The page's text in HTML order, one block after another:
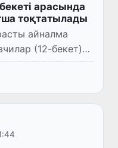
арасында
тоқтатылады
айналма
(12-бекет)
арасында